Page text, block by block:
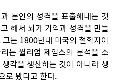
본인의 성격을 표출해내는 것
해서 뇌가 기억과 성격을 만들
는 1800년대 미국의 철학자이
는 윌리엄 제임스의 분석을 소
각을 생산하는 것이 아니라 생
로 봤다고 한다.